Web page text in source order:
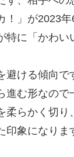
」が2023
に「かわい
ける傾向で
む形なの
らかく切
象になりま